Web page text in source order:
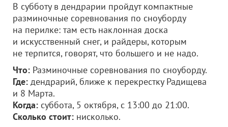
В субботу в дендрарии пройдут компактные
разминочные соревнования по сноуборду
на перилке: там есть наклонная доска
и искусственный снег, и райдеры, которым
не терпится, говорят, что большего и не надо.
Что: Разминочные соревнования по сноуборду.
Где: дендрарий, ближе к перекрестку Радищева
и 8 Марта.
Когда: суббота, 5 октября, с 13:00 до 21:00.
Сколько стоит: нисколько.